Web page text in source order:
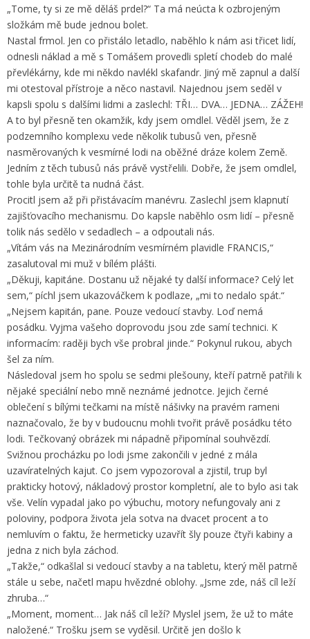
„Tome, ty si ze mě děláš prdel?“ Ta má neúcta k ozbrojeným
složkám mě bude jednou bolet.
Nastal frmol. Jen co přistálo letadlo, naběhlo k nám asi třicet lidí,
odnesli náklad a mě s Tomášem provedli spletí chodeb do malé
převlékárny, kde mi někdo navlékl skafandr. Jiný mě zapnul a další
mi otestoval přístroje a něco nastavil. Najednou jsem seděl v
kapsli spolu s dalšími lidmi a zaslechl: TŘI… DVA… JEDNA… ZÁŽEH!
A to byl přesně ten okamžik, kdy jsem omdlel. Věděl jsem, že z
podzemního komplexu vede několik tubusů ven, přesně
nasměrovaných k vesmírné lodi na oběžné dráze kolem Země.
Jedním z těch tubusů nás právě vystřelili. Dobře, že jsem omdlel,
tohle byla určitě ta nudná část.
Procitl jsem až při přistávacím manévru. Zaslechl jsem klapnutí
zajišťovacího mechanismu. Do kapsle naběhlo osm lidí – přesně
tolik nás sedělo v sedadlech – a odpoutali nás.
„Vítám vás na Mezinárodním vesmírném plavidle FRANCIS,“
zasalutoval mi muž v bílém plášti.
„Děkuji, kapitáne. Dostanu už nějaké ty další informace? Celý let
sem,“ píchl jsem ukazováčkem k podlaze, „mi to nedalo spát.“
„Nejsem kapitán, pane. Pouze vedoucí stavby. Loď nemá
posádku. Vyjma vašeho doprovodu jsou zde samí technici. K
informacím: raději bych vše probral jinde.“ Pokynul rukou, abych
šel za ním.
Následoval jsem ho spolu se sedmi plešouny, kteří patrně patřili k
nějaké speciální nebo mně neznámé jednotce. Jejich černé
oblečení s bílými tečkami na místě nášivky na pravém rameni
naznačovalo, že by v budoucnu mohli tvořit právě posádku této
lodi. Tečkovaný obrázek mi nápadně připomínal souhvězdí.
Svižnou procházku po lodi jsme zakončili v jedné z mála
uzavíratelných kajut. Co jsem vypozoroval a zjistil, trup byl
prakticky hotový, nákladový prostor kompletní, ale to bylo asi tak
vše. Velín vypadal jako po výbuchu, motory nefungovaly ani z
poloviny, podpora života jela sotva na dvacet procent a to
nemluvím o faktu, že hermeticky uzavřít šly pouze čtyři kabiny a
jedna z nich byla záchod.
„Takže,“ odkašlal si vedoucí stavby a na tabletu, který měl patrně
stále u sebe, načetl mapu hvězdné oblohy. „Jsme zde, náš cíl leží
zhruba…“
„Moment, moment… Jak náš cíl leží? Myslel jsem, že už to máte
naložené.“ Trošku jsem se vyděsil. Určitě jen došlo k